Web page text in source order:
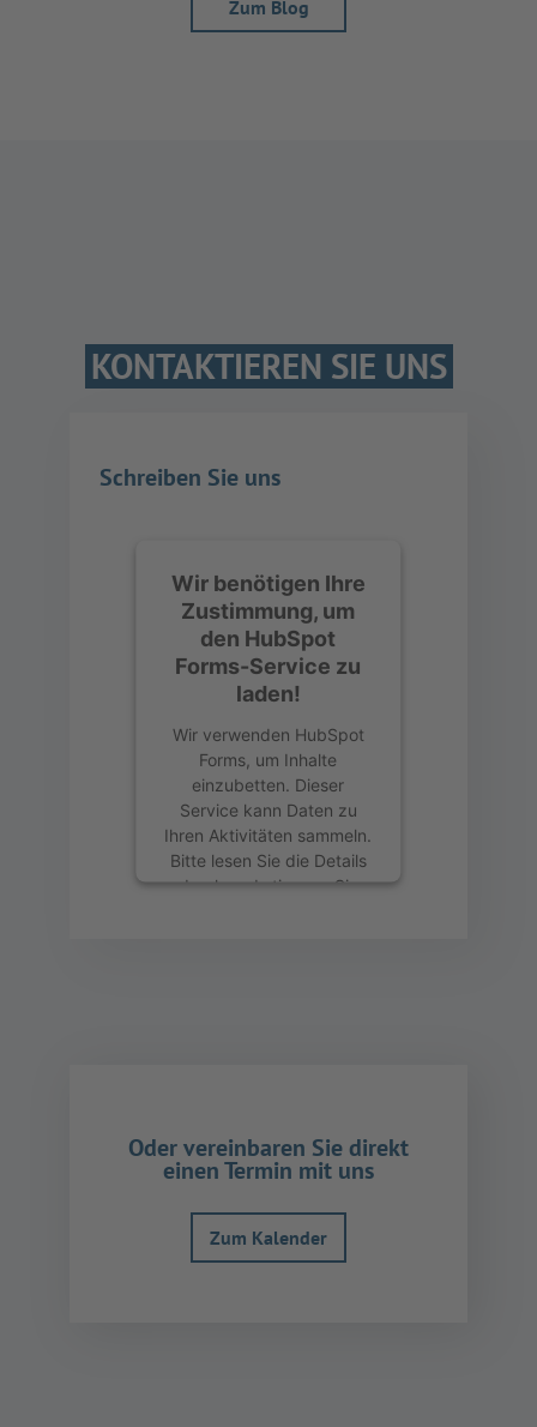
Zum Blog
KONTAKTIEREN SIE UNS
Schreiben Sie uns
Wir benötigen Ihre
Zustimmung, um
den HubSpot
Forms-Service zu
laden!
Wir verwenden HubSpot
Forms, um Inhalte
einzubetten. Dieser
Service kann Daten zu
Ihren Aktivitäten sammeln.
Bitte lesen Sie die Details
durch und stimmen Sie
Consent Management
Platform
Oder vereinbaren Sie direkt
einen Termin mit uns
Zum Kalender